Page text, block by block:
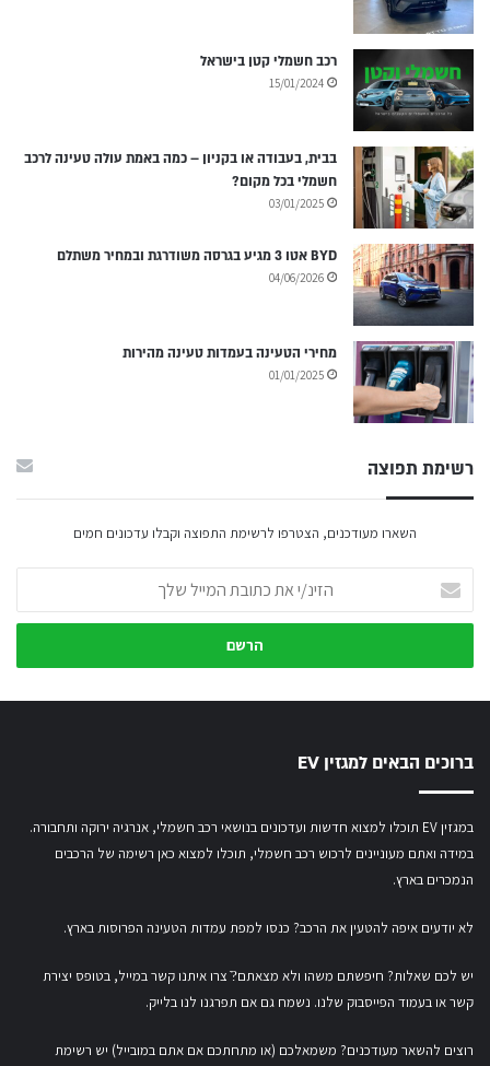
רכב חשמלי קטן בישראל
15/01/2024
בבית, בעבודה או בקניון – כמה באמת עולה טעינה לרכב
חשמלי בכל מקום?
03/01/2025
BYD אטו 3 מגיע בגרסה משודרגת ובמחיר משתלם
04/06/2026
מחירי הטעינה בעמדות טעינה מהירות
01/01/2025
רשימת תפוצה
השארו מעודכנים, הצטרפו לרשימת התפוצה וקבלו עדכונים חמים
את
כתובת
שלך
ברוכים הבאים למגזין EV
במגזין EV תוכלו למצוא חדשות ועדכונים בנושאי רכב חשמלי, אנרגיה ירוקה ותחבורה.
במידה ואתם מעוניינים לרכוש רכב חשמלי, תוכלו למצוא כאן רשימה של הרכבים
הנמכרים בארץ.
לא יודעים איפה להטעין את הרכב? כנסו למפת עמדות הטעינה הפרוסות בארץ.
יש לכם שאלות? חיפשתם משהו ולא מצאתם?ֿ צרו איתנו קשר במייל, בטופס יצירת
קשראובעמוד הפייסבוק שלנו. נשמח גם אם תפרגנו לנו בלייק.
רוצים להשאר מעודכנים? משמאלכם (או מתחתכם אם אתם במובייל) יש רשימת